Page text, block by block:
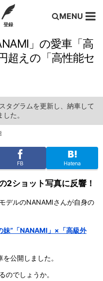
登録
MENU
」の愛車「高
超えの「高性能セ
タグラムを更新し、納車して
た。
FB Hatena
2ショット写真に反響！
デルのNANAMIさんが自身の
妹”「NANAMI」×「高級外
公開しました。
でしょうか。